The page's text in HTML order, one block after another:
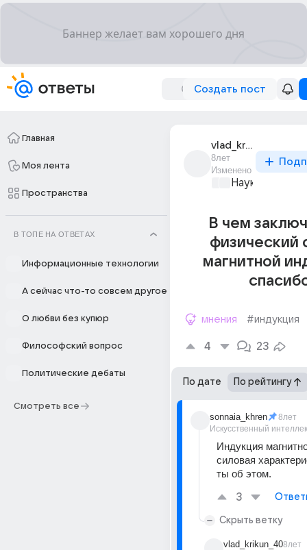
Создать пост
Главная
Моя лента
Пространства
В ТОПЕ НА ОТВЕТАХ
Информационные технологии
А сейчас что-то совсем другое
О любви без купюр
Философский вопрос
Политические дебаты
Смотреть все
vlad_krikun_40
8лет
Изменено
Наука
В чем
физический
магнитной
мнения #индукция
4 23
По дате По рейтингу
sonnaia_khren
Искусственный
8лет
Индукция
силовая
ты об этом.
3
Скрыть ветку
vlad_krikun_408лет